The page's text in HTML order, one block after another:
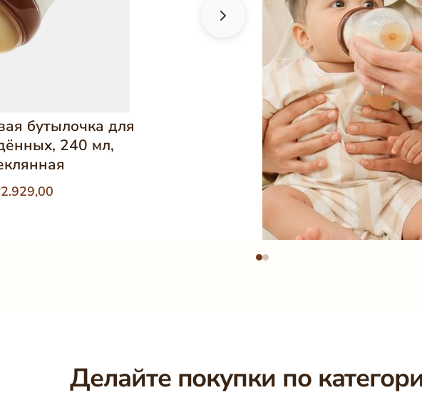
бутылочка для
240 мл,
Делайте покупки по